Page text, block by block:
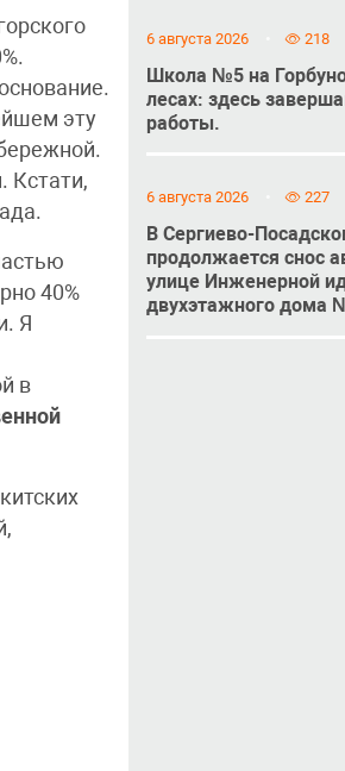
эту
Кстати,
40%
Я
в
6 августа 2026 218
Школа №5 на
лесах: здесь
работы.
6 августа 2026 227
В Сергиево-
продолжается снос
улице Инженерной
двухэтажного дома